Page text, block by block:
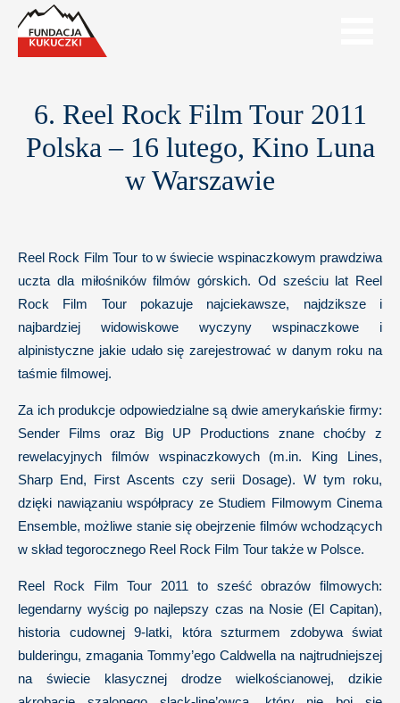
6. Reel Rock Film Tour 2011
Polska – 16 lutego, Kino Luna
w Warszawie
Reel Rock Film Tour to w świecie wspinaczkowym prawdziwa
uczta dla miłośników filmów górskich. Od sześciu lat Reel
Rock Film Tour pokazuje najciekawsze, najdziksze i
najbardziej widowiskowe wyczyny wspinaczkowe i
alpinistyczne jakie udało się zarejestrować w danym roku na
taśmie filmowej.
Za ich produkcje odpowiedzialne są dwie amerykańskie firmy:
Sender Films oraz Big UP Productions znane choćby z
rewelacyjnych filmów wspinaczkowych (m.in. King Lines,
Sharp End, First Ascents czy serii Dosage). W tym roku,
dzięki nawiązaniu współpracy ze Studiem Filmowym Cinema
Ensemble, możliwe stanie się obejrzenie filmów wchodzących
w skład tegorocznego Reel Rock Film Tour także w Polsce.
Reel Rock Film Tour 2011 to sześć obrazów filmowych:
legendarny wyścig po najlepszy czas na Nosie (El Capitan),
historia cudownej 9-latki, która szturmem zdobywa świat
bulderingu, zmagania Tommy’ego Caldwella na najtrudniejszej
na świecie klasycznej drodze wielkościanowej, dzikie